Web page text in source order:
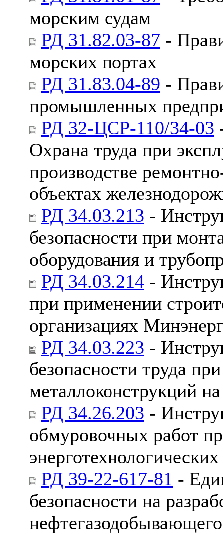
морским судам
РД 31.82.03-87 -
морских портах
РД 31.83.04-89 -
промышленных
РД 32-ЦСР-110/34-03
Охрана труда при
производстве
объектах
РД 34.03.213 -
безопасности при
оборудования и
РД 34.03.214 -
при применении
организациях
РД 34.03.223 -
безопасности труда
металлоконструкций
РД 34.26.203 -
обмуровочных работ
РД 39-22-617-81 -
безопасности на